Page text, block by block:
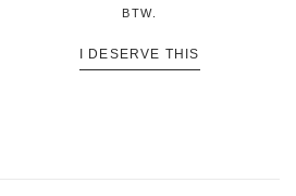
BTW.
I DESERVE THIS